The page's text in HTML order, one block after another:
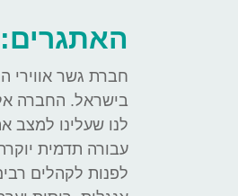
האתגרים:
חברת גשר אווירי
בישראל. החברה
לנו שעלינו למצב
עבורה תדמית
לפנות לקהלים